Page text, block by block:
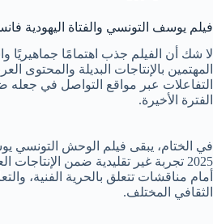
فيلم يوسف التونسي والفتاة اليهودية
لا شك أن الفيلم جذب اهتمامًا جماهيريًا
المهتمين بالإنتاجات البديلة والمحتوى
التفاعلات عبر مواقع التواصل في جعله
الفترة الأخيرة.
في الختام، يبقى فيلم الوحش التونسي
2025 تجربة غير تقليدية ضمن الإنتاجات
أمام مناقشات تتعلق بالحرية الفنية،
الثقافي المختلف.